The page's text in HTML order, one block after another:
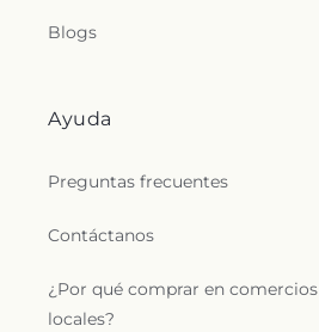
Blogs
Ayuda
Preguntas frecuentes
Contáctanos
¿Por qué comprar en comercios
locales?